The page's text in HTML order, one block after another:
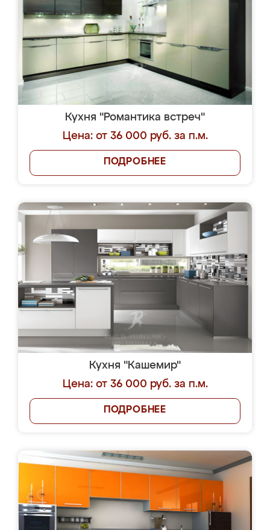
Кухня "Романтика встреч"
Цена: от 36 000 руб. за п.м.
ПОДРОБНЕЕ
Кухня "Кашемир"
Цена: от 36 000 руб. за п.м.
ПОДРОБНЕЕ